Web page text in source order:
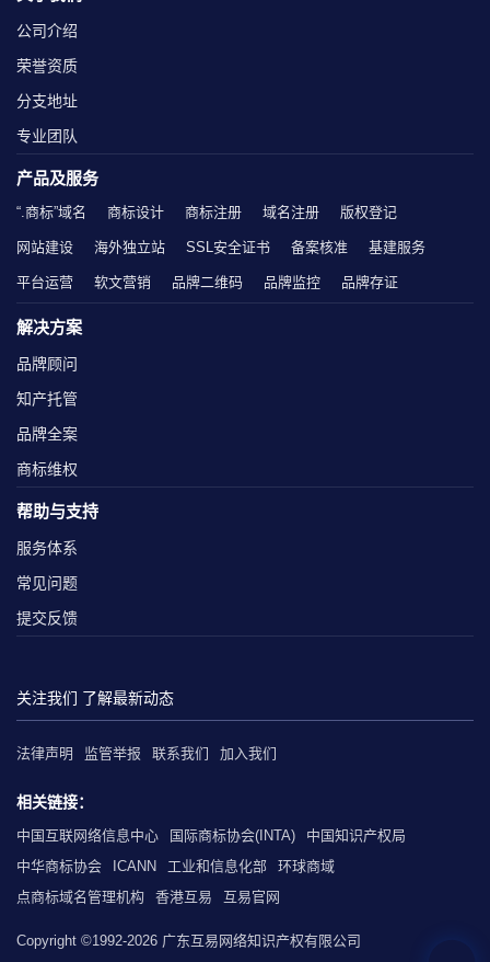
公司介绍
荣誉资质
分支地址
专业团队
产品及服务
“.商标”域名 商标设计 商标注册 域名注册 版权登记
网站建设 海外独立站 SSL安全证书 备案核准 基建服务
平台运营 软文营销 品牌二维码 品牌监控 品牌存证
解决方案
品牌顾问
知产托管
品牌全案
商标维权
帮助与支持
服务体系
常见问题
提交反馈
关注我们 了解最新动态
法律声明 监管举报 联系我们 加入我们
相关链接：
中国互联网络信息中心 国际商标协会(INTA)
中国知识产权局
中华商标协会
ICANN 工业和信息化部
环球商域
点商标域名管理机构
香港互易 互易官网
Copyright ©1992-2026 广东互易网络知识产权有限公司